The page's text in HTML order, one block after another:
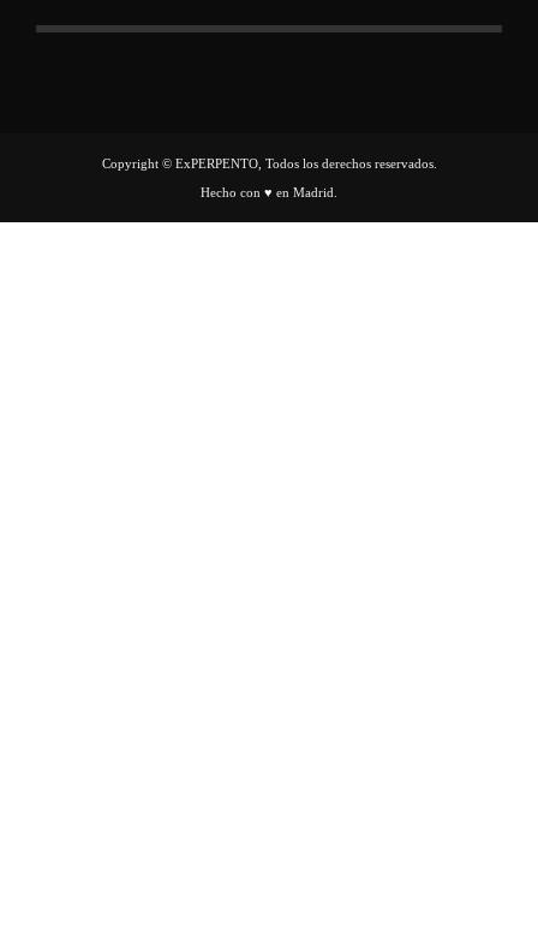
Copyright © ExPERPENTO, Todos los derechos reservados.
Hecho con ♥ en Madrid.